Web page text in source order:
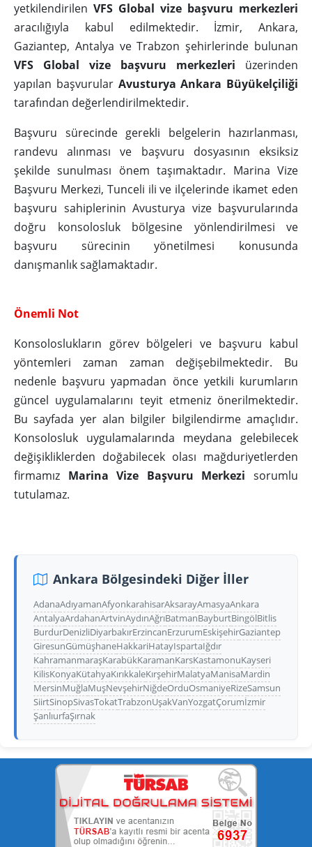
yetkilendirilen VFS Global vize başvuru merkezleri
aracılığıyla kabul edilmektedir. İzmir, Ankara,
Gaziantep, Antalya ve Trabzon şehirlerinde bulunan
VFS Global vize başvuru merkezleri üzerinden
yapılan başvurular Avusturya Ankara Büyükelçiliği
tarafından değerlendirilmektedir.
Başvuru sürecinde gerekli belgelerin hazırlanması,
randevu alınması ve başvuru dosyasının eksiksiz
şekilde sunulması önem taşımaktadır. Marina Vize
Başvuru Merkezi, Tunceli ili ve ilçelerinde ikamet eden
başvuru sahiplerinin Avusturya vize başvurularında
doğru konsolosluk bölgesine yönlendirilmesi ve
başvuru sürecinin yönetilmesi konusunda
danışmanlık sağlamaktadır.
Önemli Not
Konsoloslukların görev bölgeleri ve başvuru kabul
yöntemleri zaman zaman değişebilmektedir. Bu
nedenle başvuru yapmadan önce yetkili kurumların
güncel uygulamalarını teyit etmeniz önerilmektedir.
Bu sayfada yer alan bilgiler bilgilendirme amaçlıdır.
Konsolosluk uygulamalarında meydana gelebilecek
değişikliklerden doğabilecek olası mağduriyetlerden
firmamız Marina Vize Başvuru Merkezi sorumlu
tutulamaz.
Ankara Bölgesindeki Diğer İller
AdanaAdıyamanAfyonkarahisarAksarayAmasyaAnkara
AntalyaArdahanArtvinAydınAğrıBatmanBayburtBingölBitlis
BurdurDenizliDiyarbakırErzincanErzurumEskişehirGaziantep
GiresunGümüşhaneHakkariHatayIspartaIğdır
KahramanmaraşKarabükKaramanKarsKastamonuKayseri
KilisKonyaKütahyaKırıkkaleKırşehirMalatyaManisaMardin
MersinMuğlaMuşNevşehirNiğdeOrduOsmaniyeRizeSamsun
SiirtSinopSivasTokatTrabzonUşakVanYozgatÇorumİzmir
ŞanlıurfaŞırnak